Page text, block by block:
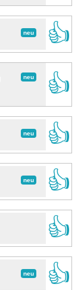
neu
👍
neu
👍
neu
👍
neu
👍
👍
neu
👍